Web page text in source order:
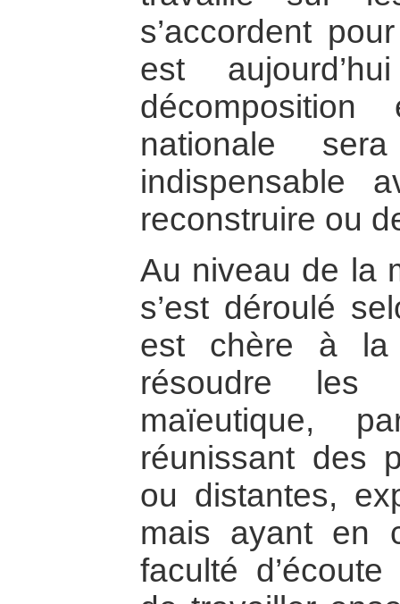
s’accordent
est
nationale
indispensable
reconstruire ou
Au niveau de la
s’est déroulé
est chère à
résoudre les
maïeutique,
réunissant des
ou distantes,
mais ayant en
faculté